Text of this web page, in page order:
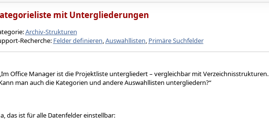
mit Untergliederungen
Archiv-Strukturen
Recherche: Felder definieren,Auswahllisten, Primäre Suchfelder
Im Office Manager ist die Projektliste untergliedert – vergleichbar mit Verzeichnisstrukturen.
man auch die Kategorien und andere Auswahllisten untergliedern?
das ist für alle Datenfelder einstellbar: